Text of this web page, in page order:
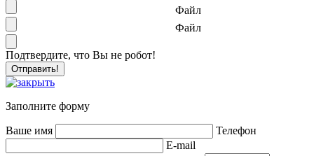
Файл
Файл
Подтвердите, что Вы не робот!
Заполните форму
Ваше имя
Телефон
E-mail